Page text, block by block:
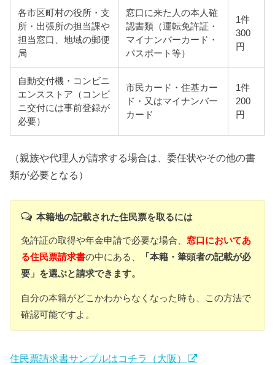
各市区町村の役所・支
所・出張所の担当課や
担当窓口、地域の郵便
局
窓口に来た人の本人確
認書類（運転免許証・
マイナンバーカード・
パスポート等）
1件
300
円
自動交付機・コンビニ
エンスストア（コンビ
ニ交付には事前登録が
必要）
市民カード・住基カー
ド・又はマイナンバー
カード
1件
200
円
（親族や代理人が請求する場合は、委任状やその他の書
類が必要となる）
本籍地の記載された住民票を取るには
免許証の取得や年金申請で必要な場合、 窓口においてあ
る住民票請求書の中にある、
「本籍・筆頭者の記載が必
要」を選ぶと請求できます。
自分の本籍がどこかわからなくなった時も、この方法で
確認可能ですよ。
住民票請求書サンプルはコチラ（大阪）